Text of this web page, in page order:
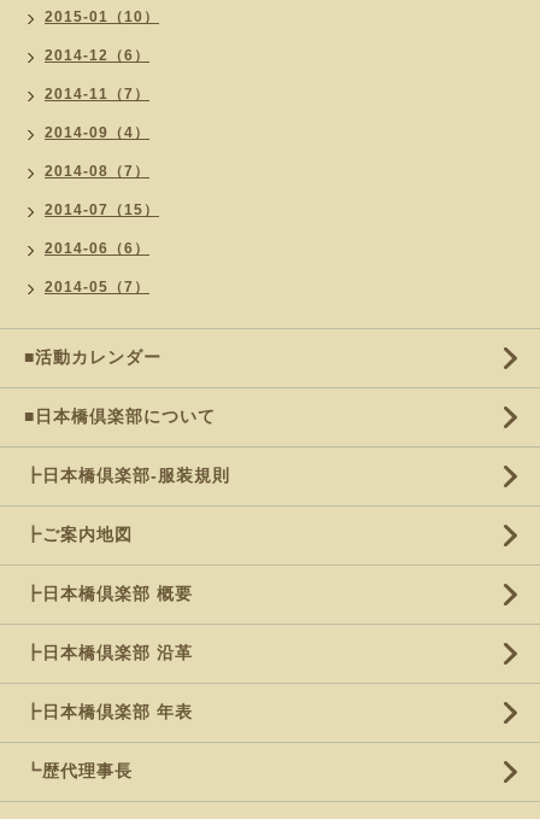
2015-01（10）
2014-12（6）
2014-11（7）
2014-09（4）
2014-08（7）
2014-07（15）
2014-06（6）
2014-05（7）
■活動カレンダー
■日本橋倶楽部について
┣日本橋倶楽部-服装規則
┣ご案内地図
┣日本橋倶楽部 概要
┣日本橋倶楽部 沿革
┣日本橋倶楽部 年表
┗歴代理事長